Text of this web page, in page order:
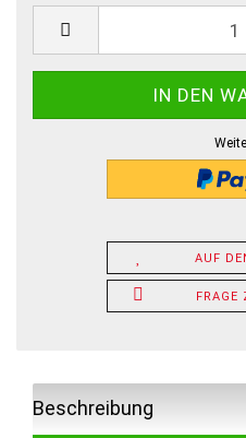
AUF
FRAGE
Beschreibung